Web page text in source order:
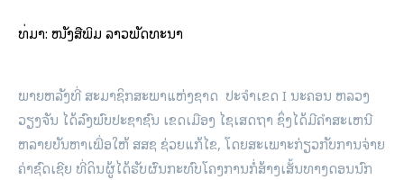
ທີ່​ມາ: ​ໜັງ​ສື​ພິມ ລາວ​ພັດ​ທະ​ນາ
ພາຍ​ຫລັງ​ທີ່ ສະມາຊິກ​ສະພາ​ແຫ່ງ​ຊາດ ປະຈຳ​ເຂດ I ນະຄອນ ຫລວງ​
ວຽງຈັນ ​ໄດ້​ລົງ​ພົບ​ປະຊາຊົນ ​ເຂດ​ເມືອງ ​ໄຊ​ເສດ​ຖາ ຊຶ່ງ​ໄດ້​ມີ​ຄຳສະ​ເຫ​ນີ
ຫລາຍ​ບັນຫາ​ເພື່ອ​ໃຫ້ ສສຊ ຊ່ວຍ​ແກ້​ໄຂ, ​ໂດຍ​ສະ​ເພາະ​ກ່ຽວກັບ​ການ​ຈ່າຍ​
ຄ່າ​ຊົດ​ເຊີຍ ທີ່​ດິນ​ຜູ້​ໄດ້​ຮັບ​ຜົນ​ກະທົບ​ໂຄງການ​ກໍ່ສ້າງ​ເສັ້ນທາງ​ດອນ​ນົກ​